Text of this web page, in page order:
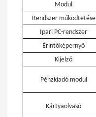
Modul
Rendszer működtetése
Ipari PC-rendszer
Érintőképernyő
Kijelző
Pénzkiadó modul
Kártyaolvasó